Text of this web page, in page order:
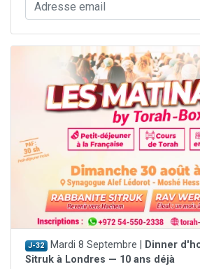
J-32 Mardi 8 Septembre |
Dinner
Sitruk à Londres — 10 ans déjà